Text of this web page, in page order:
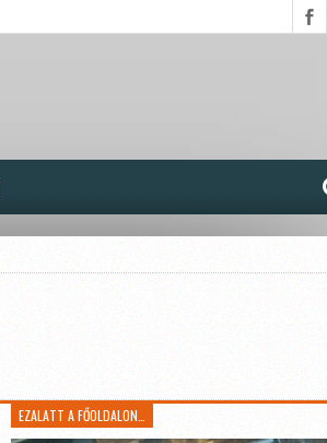
EZALATT A FŐOLDALON…